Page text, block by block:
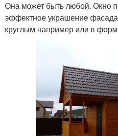
Она может быть любой. Окно
эффектное украшение
круглым например или в